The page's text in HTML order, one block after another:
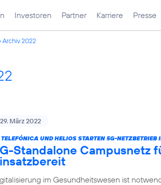
Investoren Partner Karriere Presse
Archiv 2022
29. März 2022
TELEFÓNICA UND HELIOS STARTEN 5G-NETZBETRIEB
Standalone Campusnetz
im Gesundheitswesen ist